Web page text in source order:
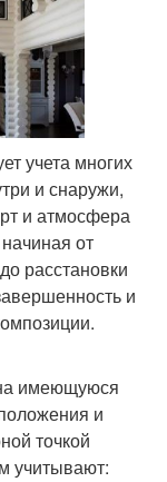
учета многих
и снаружи,
и атмосфера
от
расстановки
и
имеющуюся
и
точкой
учитывают: